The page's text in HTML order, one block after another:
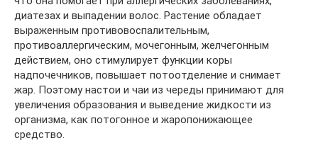
диатезах и выпадении волос. Растение обладает
выраженным противовоспалительным,
противоаллергическим, мочегонным, желчегонным
действием, оно стимулирует функции коры
надпочечников, повышает потоотделение и снимает
жар. Поэтому настои и чаи из череды принимают для
увеличения образования и выведение жидкости из
организма, как потогонное и жаропонижающее
средство.